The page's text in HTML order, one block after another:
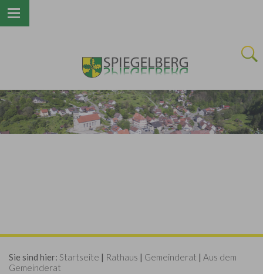
Sie sind hier: Startseite | Rathaus | Gemeinderat | Aus dem
Gemeinderat